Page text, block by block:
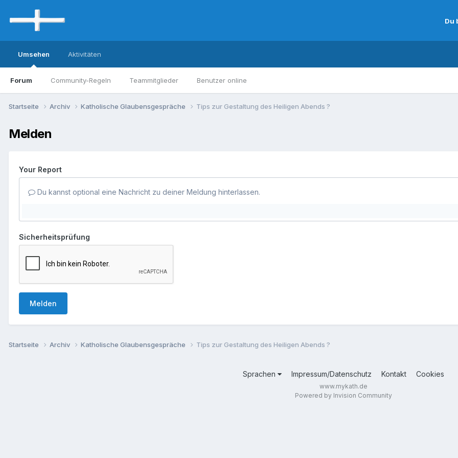
Du
Umsehen
Forum Community-Regeln Teammitglieder Benutzer online
Aktivitäten
Startseite Archiv Katholische Glaubensgespräche Tips zur Gestaltung des Heiligen Abends ?
Melden
Your Report
Du kannst optional eine Nachricht zu deiner Meldung hinterlassen.
Sicherheitsprüfung
Melden
Startseite Archiv Katholische Glaubensgespräche Tips zur Gestaltung des Heiligen Abends ?
Sprachen Impressum/Datenschutz Kontakt Cookies
www.mykath.de
Powered by Invision Community